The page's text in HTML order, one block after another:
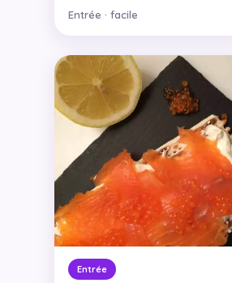
Entrée · facile
Entrée